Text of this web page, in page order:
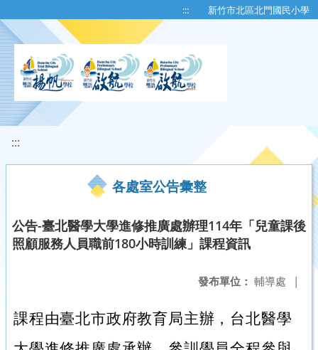
::: 新竹市北區北門國民小學
:::
各處室公告彙整
公告-臺北醫學大學進修推廣處辦理114年「兒童課後
照顧服務人員職前180小時訓練」課程資訊
發布單位： 輔導處 |
課程由臺北市政府教育局主辦，台北醫學